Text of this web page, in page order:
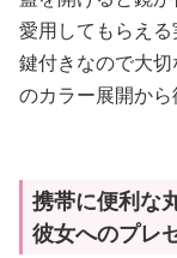
愛用してもらえる
鍵付きなので大
のカラー展開から
携帯に便利な
彼女へのプレ